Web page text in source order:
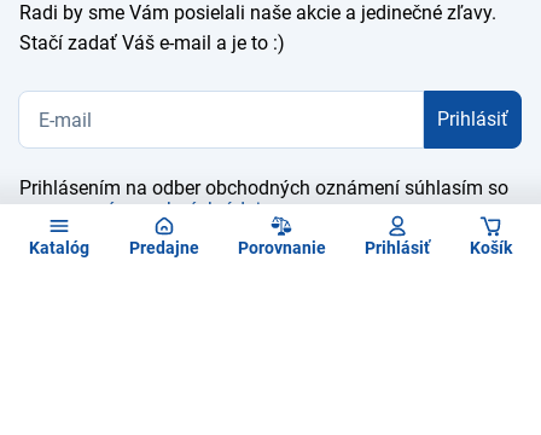
Katalóg Predajne Porovnanie Prihlásiť Košík
Radi by sme Vám posielali naše akcie a jedinečné zľavy.
Stačí zadať Váš e-mail a je to :)
Prihlásiť
Prihlásením na odber obchodných oznámení súhlasím so
spracovaním osobných údajov